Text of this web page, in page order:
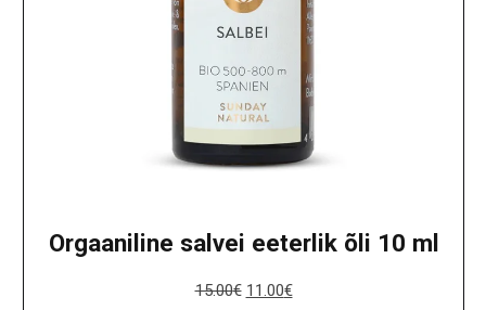
Orgaaniline salvei eeterlik õli 10 ml
15.00€ 11.00€